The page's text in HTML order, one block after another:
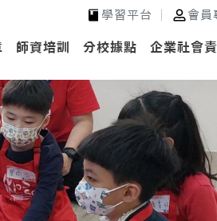
學習平台 會員
師資培訓 分校據點 企業社會